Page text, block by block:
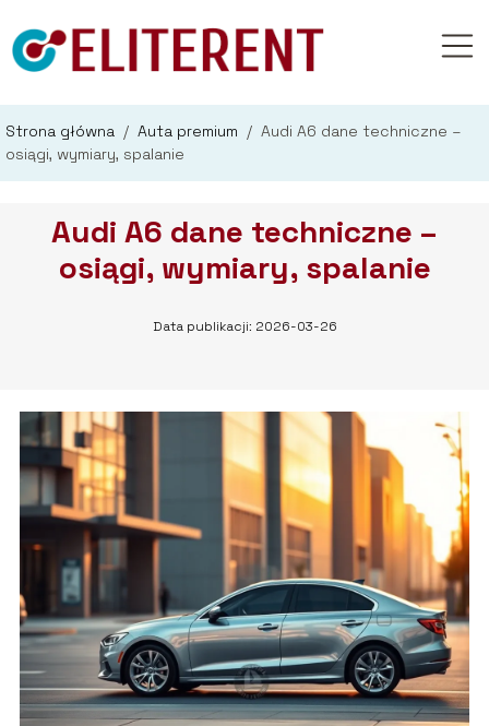
Strona główna / Auta premium / Audi A6 dane techniczne –
osiągi, wymiary, spalanie
Audi A6 dane techniczne –
osiągi, wymiary, spalanie
Data publikacji: 2026-03-26